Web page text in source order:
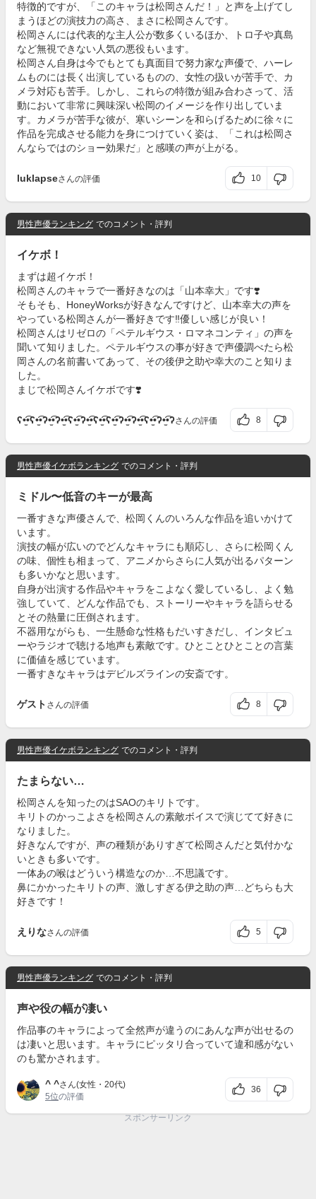
特徴的ですが、「このキャラは松岡さんだ！」と声を上げてし
まうほどの演技力の高さ、まさに松岡さんです。
松岡さんには代表的な主人公が数多くいるほか、トロ子や真島
など無視できない人気の悪役もいます。
松岡さん自身は今でもとても真面目で努力家な声優で、ハーレ
ムものには長く出演しているものの、女性の扱いが苦手で、カ
メラ対応も苦手。しかし、これらの特徴が組み合わさって、活
動において非常に興味深い松岡のイメージを作り出していま
す。カメラが苦手な彼が、寒いシーンを和らげるために徐々に
作品を完成させる能力を身につけていく姿は、「これは松岡さ
んならではのショー効果だ」と感嘆の声が上がる。
luklapseさんの評価 10
男性声優ランキング でのコメント・評判
イケボ！
まずは超イケボ！
松岡さんのキャラで一番好きなのは「山本幸大」です❣️
そもそも、HoneyWorksが好きなんですけど、山本幸大の声を
やっている松岡さんが一番好きです‼️優しい感じが良い！
松岡さんはリゼロの「ペテルギウス・ロマネコンティ」の声を
聞いて知りました。ペテルギウスの事が好きで声優調べたら松
岡さんの名前書いてあって、その後伊之助や幸大のこと知りま
した。
まじで松岡さんイケボです❣️
ʕ•̫͡•ʕ•̫͡•ʔ•̫͡•ʔ•̫͡•ʕ•̫͡•ʔ•̫͡•ʕ•̫͡•ʕ•̫͡•ʔ•̫͡•ʔ•̫͡•ʕ•̫͡•ʔ•̫͡•ʔさんの評価 8
男性声優イケボランキング でのコメント・評判
ミドル〜低音のキーが最高
一番すきな声優さんで、松岡くんのいろんな作品を追いかけて
います。
演技の幅が広いのでどんなキャラにも順応し、さらに松岡くん
の味、個性も相まって、アニメからさらに人気が出るパターン
も多いかなと思います。
自身が出演する作品やキャラをこよなく愛しているし、よく勉
強していて、どんな作品でも、ストーリーやキャラを語らせる
とその熱量に圧倒されます。
不器用ながらも、一生懸命な性格もだいすきだし、インタビュ
ーやラジオで聴ける地声も素敵です。ひとことひとことの言葉
に価値を感じています。
一番すきなキャラはデビルズラインの安斎です。
ゲスト さんの評価 8
男性声優イケボランキング でのコメント・評判
たまらない…
松岡さんを知ったのはSAOのキリトです。
キリトのかっこよさを松岡さんの素敵ボイスで演じてて好きに
なりました。
好きなんですが、声の種類がありすぎて松岡さんだと気付かな
いときも多いです。
一体あの喉はどういう構造なのか…不思議です。
鼻にかかったキリトの声、激しすぎる伊之助の声…どちらも大
好きです！
えりなさんの評価 5
男性声優ランキング でのコメント・評判
声や役の幅が凄い
作品事のキャラによって全然声が違うのにあんな声が出せるの
は凄いと思います。キャラにピッタリ合っていて違和感がない
のも驚かされます。
^ ^さん(女性・20代)
5位の評価
36
スポンサーリンク